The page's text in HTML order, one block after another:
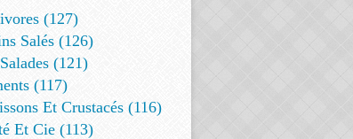
(127)
Salés (126)
(121)
(117)
Et Crustacés (116)
Et Cie (113)